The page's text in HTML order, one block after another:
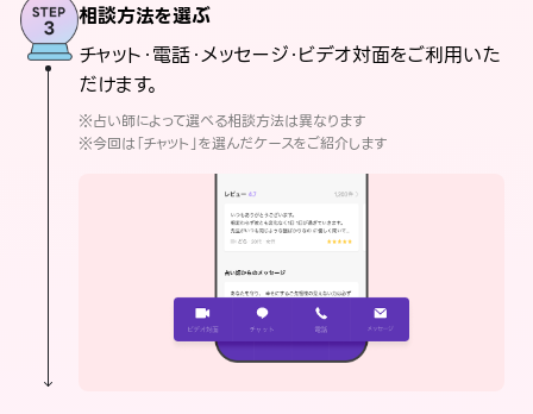
相談方法を選ぶ
チャット・電話・メッセージ・ビデオ対面をご利用いた
だけます。
※占い師によって選べる相談方法は異なります
※今回は「チャット」を選んだケースをご紹介します